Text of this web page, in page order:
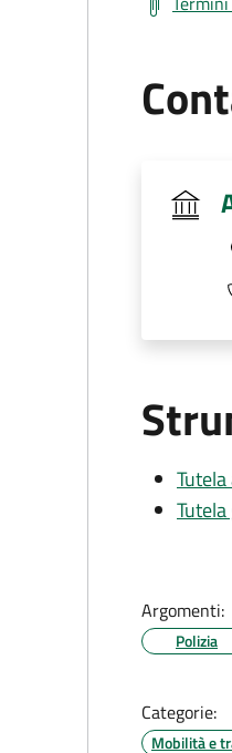
Argomenti:
Polizia
Categorie:
Mobilità e